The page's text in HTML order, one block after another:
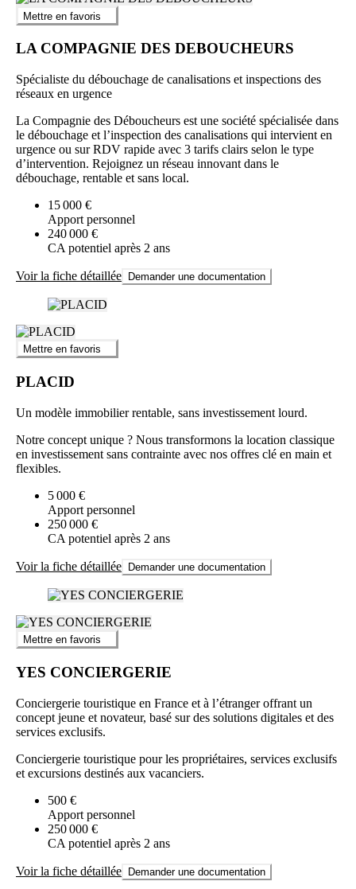
Mettre en favoris
LA COMPAGNIE DES DEBOUCHEURS
Spécialiste du débouchage de canalisations et inspections des
réseaux en urgence
La Compagnie des Déboucheurs est une société spécialisée dans
le débouchage et l’inspection des canalisations qui intervient en
urgence ou sur RDV rapide avec 3 tarifs clairs selon le type
d’intervention. Rejoignez un réseau innovant dans le
débouchage, rentable et sans local.
15 000 €
Apport personnel
240 000 €
CA potentiel après 2 ans
Voir la fiche détaillée Demander une documentation
Mettre en favoris
PLACID
Un modèle immobilier rentable, sans investissement lourd.
Notre concept unique ? Nous transformons la location classique
en investissement sans contrainte avec nos offres clé en main et
flexibles.
5 000 €
Apport personnel
250 000 €
CA potentiel après 2 ans
Voir la fiche détaillée Demander une documentation
Mettre en favoris
YES CONCIERGERIE
Conciergerie touristique en France et à l’étranger offrant un
concept jeune et novateur, basé sur des solutions digitales et des
services exclusifs.
Conciergerie touristique pour les propriétaires, services exclusifs
et excursions destinés aux vacanciers.
500 €
Apport personnel
250 000 €
CA potentiel après 2 ans
Voir la fiche détaillée Demander une documentation